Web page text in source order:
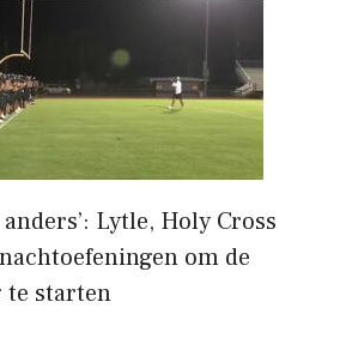
Lytle, Holy Cross
om de
starten